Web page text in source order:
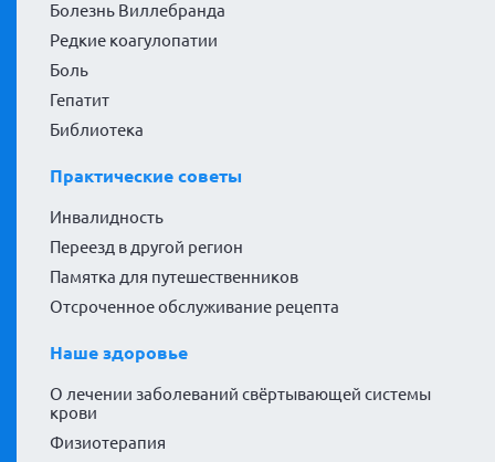
Болезнь Виллебранда
Редкие коагулопатии
Боль
Гепатит
Библиотека
Практические советы
Инвалидность
Переезд в другой регион
Памятка для путешественников
Отсроченное обслуживание рецепта
Наше здоровье
О лечении заболеваний свёртывающей системы
крови
Физиотерапия